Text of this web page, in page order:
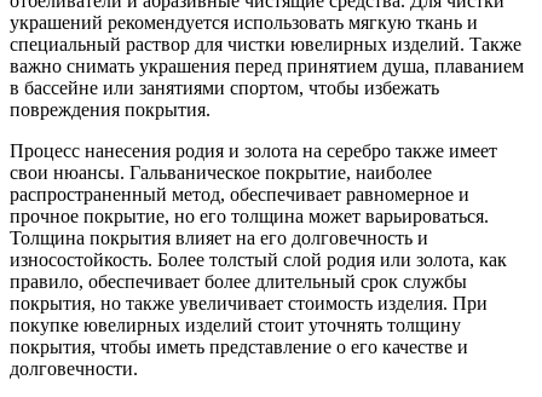
украшений рекомендуется использовать мягкую ткань и
специальный раствор для чистки ювелирных изделий. Также
важно снимать украшения перед принятием душа, плаванием
в бассейне или занятиями спортом, чтобы избежать
повреждения покрытия.
Процесс нанесения родия и золота на серебро также имеет
свои нюансы. Гальваническое покрытие, наиболее
распространенный метод, обеспечивает равномерное и
прочное покрытие, но его толщина может варьироваться.
Толщина покрытия влияет на его долговечность и
износостойкость. Более толстый слой родия или золота, как
правило, обеспечивает более длительный срок службы
покрытия, но также увеличивает стоимость изделия. При
покупке ювелирных изделий стоит уточнять толщину
покрытия, чтобы иметь представление о его качестве и
долговечности.